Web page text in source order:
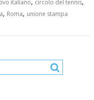
italiano circolo del tennis
, Roma, unione stampa